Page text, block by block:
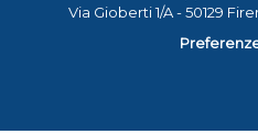
Via Gioberti 1/A - 50129